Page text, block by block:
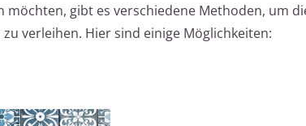
gibt es verschiedene Methoden, um
verleihen. Hier sind einige Möglichkeiten: